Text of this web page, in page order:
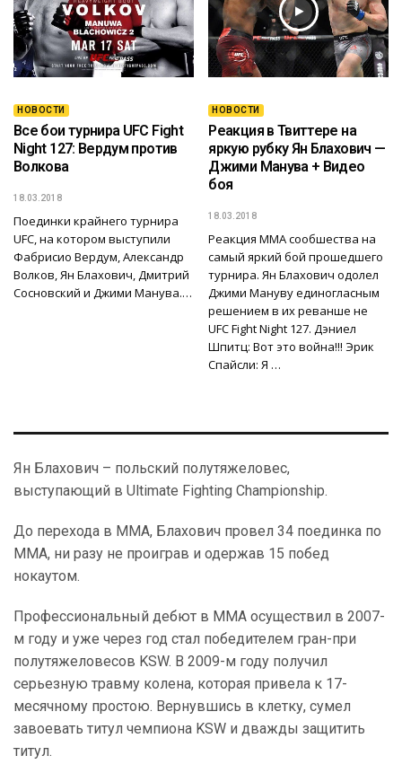
НОВОСТИ
Все бои турнира UFC Fight
Night 127: Вердум против
Волкова
18.03.2018
Поединки крайнего турнира
UFC, на котором выступили
Фабрисио Вердум, Александр
Волков, Ян Блахович, Дмитрий
Сосновский и Джими Манува.…
НОВОСТИ
Реакция в Твиттере на
яркую рубку Ян Блахович —
Джими Манува + Видео
боя
18.03.2018
Реакция ММА сообшества на
самый яркий бой прошедшего
турнира. Ян Блахович одолел
Джими Мануву единогласным
решением в их реванше не
UFC Fight Night 127. Дэниел
Шпитц: Вот это война!!! Эрик
Спайсли: Я …
Ян Блахович – польский полутяжеловес,
выступающий в Ultimate Fighting Championship.
До перехода в ММА, Блахович провел 34 поединка по
ММА, ни разу не проиграв и одержав 15 побед
нокаутом.
Профессиональный дебют в ММА осуществил в 2007-
м году и уже через год стал победителем гран-при
полутяжеловесов KSW. В 2009-м году получил
серьезную травму колена, которая привела к 17-
месячному простою. Вернувшись в клетку, сумел
завоевать титул чемпиона KSW и дважды защитить
титул.